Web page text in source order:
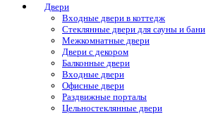
Двери
Входные двери в коттедж
Стеклянные двери для сауны и бани
Межкомнатные двери
Двери с декором
Балконные двери
Входные двери
Офисные двери
Раздвижные порталы
Цельностеклянные двери